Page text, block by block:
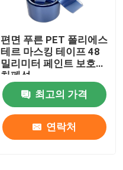
편면 푸른 PET 폴리에스
테르 마스킹 테이프 48
밀리미터 페인트 보호
차폐성
최고의 가격
연락처